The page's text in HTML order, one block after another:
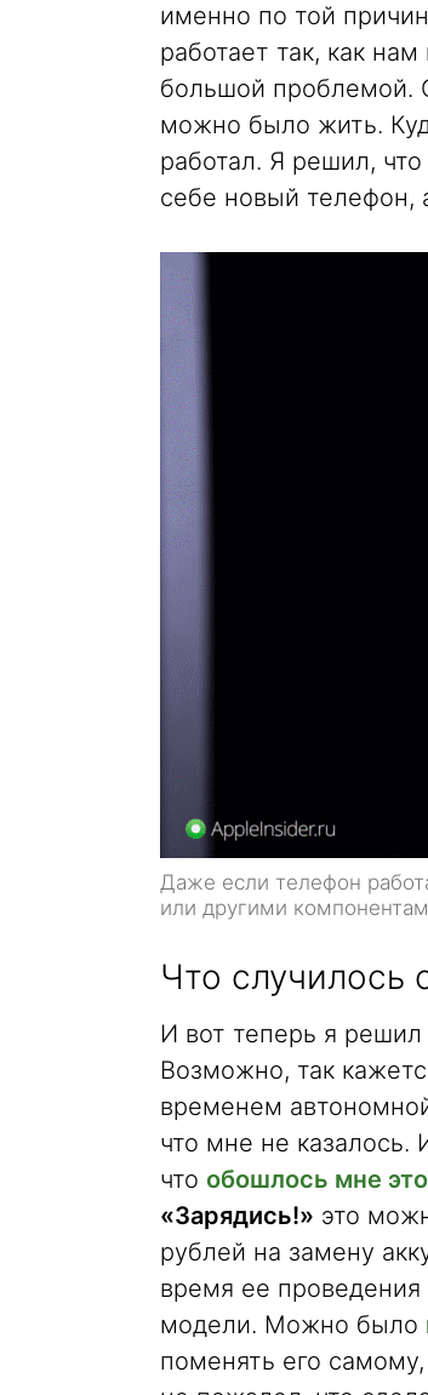
именно по той
работает так, как
большой проблемой.
можно было жить.
работал. Я решил,
себе новый телефон,
Даже если телефон
или другими
Что случилось
И вот теперь я решил
Возможно, так
временем
что мне не казалось.
что обошлось мне
«Зарядись!» это
рублей на замену
время ее проведения
модели. Можно было
поменять его